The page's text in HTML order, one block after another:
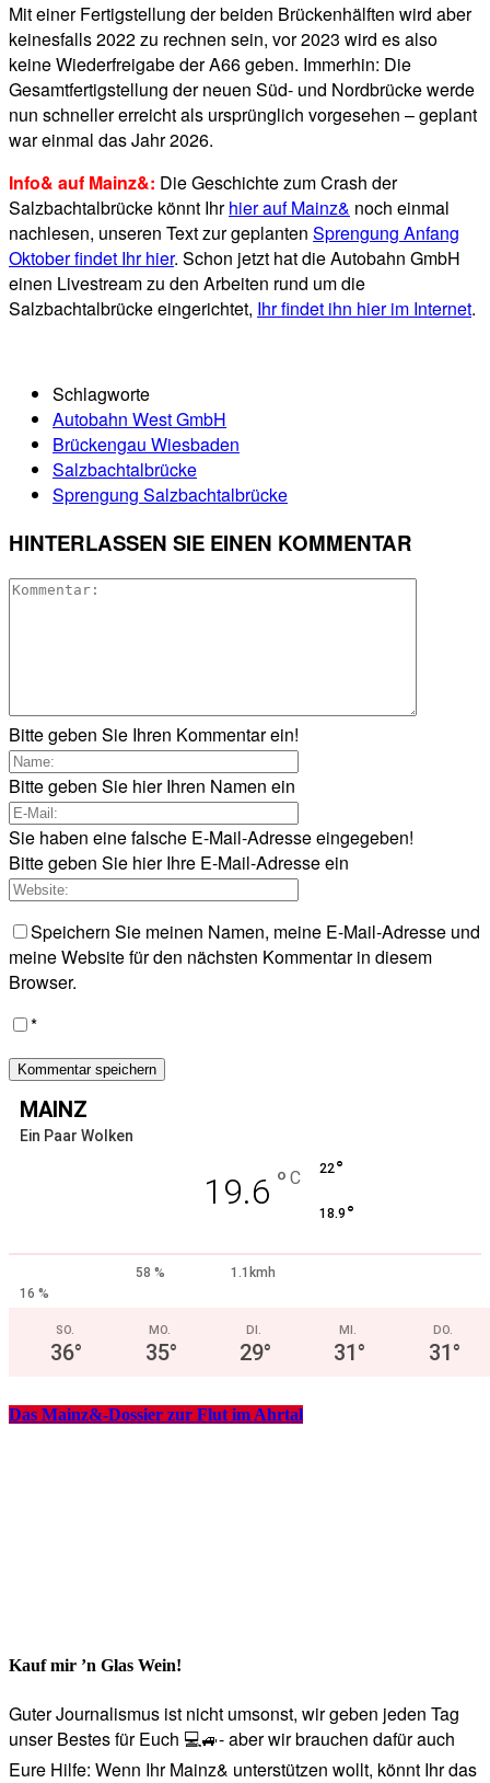
Mit einer Fertigstellung der beiden Brückenhälften wird aber
keinesfalls 2022 zu rechnen sein, vor 2023 wird es also
keine Wiederfreigabe der A66 geben. Immerhin: Die
Gesamtfertigstellung der neuen Süd- und Nordbrücke werde
nun schneller erreicht als ursprünglich vorgesehen – geplant
war einmal das Jahr 2026.
Info& auf Mainz&: Die Geschichte zum Crash der
Salzbachtalbrücke könnt Ihrhier auf Mainz& noch einmal
nachlesen, unseren Text zur geplanten Sprengung Anfang
Oktober findet Ihr hier. Schon jetzt hat die Autobahn GmbH
einen Livestream zu den Arbeiten rund um die
Salzbachtalbrücke eingerichtet, Ihr findet ihn hier im Internet.
Schlagworte
Autobahn West GmbH
Brückengau Wiesbaden
Salzbachtalbrücke
Sprengung Salzbachtalbrücke
HINTERLASSEN SIE EINEN KOMMENTAR
Bitte geben Sie Ihren Kommentar ein!
Bitte geben Sie hier Ihren Namen ein
Sie haben eine falsche E-Mail-Adresse eingegeben!
Bitte geben Sie hier Ihre E-Mail-Adresse ein
Speichern Sie meinen Namen, meine E-Mail-Adresse und
meine Website für den nächsten Kommentar in diesem
Browser.
*
MAINZ
Ein Paar Wolken
19.6 ° C 22°
18.9 °
58 %
1.1kmh
16 %
SO.
36°
MO.
35°
DI.
29°
MI.
31°
DO.
31°
Das Mainz&-Dossier zur Flut im Ahrtal
Kauf mir ’n Glas Wein!
Guter Journalismus ist nicht umsonst, wir geben jeden Tag
unser Bestes für Euch 💻🚙- aber wir brauchen dafür auch
Eure Hilfe: Wenn Ihr Mainz& unterstützen wollt, könnt Ihr das